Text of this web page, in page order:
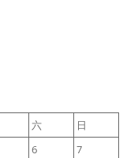
六
日
6
7